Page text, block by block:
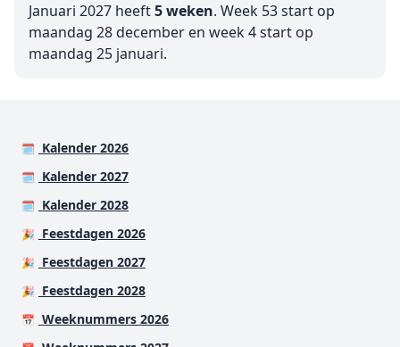
Januari 2027 heeft5 weken. Week 53 start op
maandag 28 december en week 4 start op
maandag 25 januari.
🗓️ Kalender 2026
🗓️ Kalender 2027
🗓️ Kalender 2028
🎉 Feestdagen 2026
🎉 Feestdagen 2027
🎉 Feestdagen 2028
📅 Weeknummers 2026